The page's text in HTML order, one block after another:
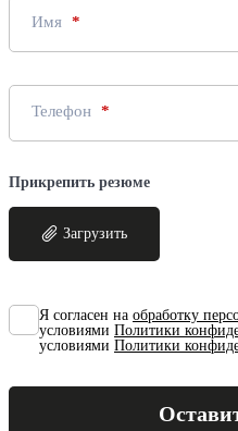
Имя
Телефон
Прикрепить резюме
Загрузить
Я согласен на обработку
условиями Политики
условиями Политики